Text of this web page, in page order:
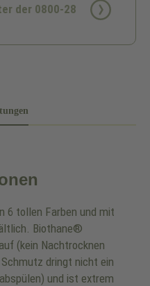
der 0800-28
6 tollen Farben und mit
Biothane®
(kein Nachtrocknen
dringt nicht ein
und ist extrem